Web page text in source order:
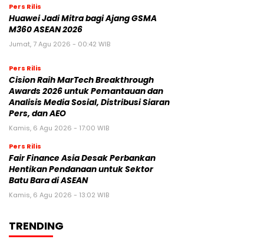
Pers Rilis
Huawei Jadi Mitra bagi Ajang GSMA
M360 ASEAN 2026
Jumat, 7 Agu 2026 - 00:42 WIB
Pers Rilis
Cision Raih MarTech Breakthrough
Awards 2026 untuk Pemantauan dan
Analisis Media Sosial, Distribusi Siaran
Pers, dan AEO
Kamis, 6 Agu 2026 - 17:00 WIB
Pers Rilis
Fair Finance Asia Desak Perbankan
Hentikan Pendanaan untuk Sektor
Batu Bara di ASEAN
Kamis, 6 Agu 2026 - 13:02 WIB
TRENDING